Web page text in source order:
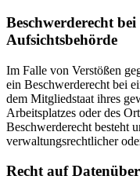
Beschwerderecht
Aufsichtsbehörde
Im Falle von Verstößen
ein Beschwerderecht bei
dem Mitgliedstaat ihres
Arbeitsplatzes oder des
Beschwerderecht besteht
verwaltungsrechtlicher
Recht auf